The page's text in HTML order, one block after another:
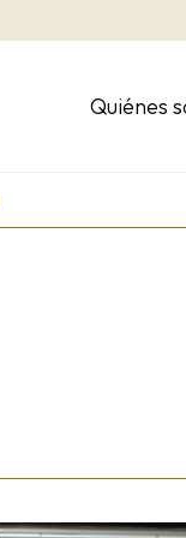
Quiénes